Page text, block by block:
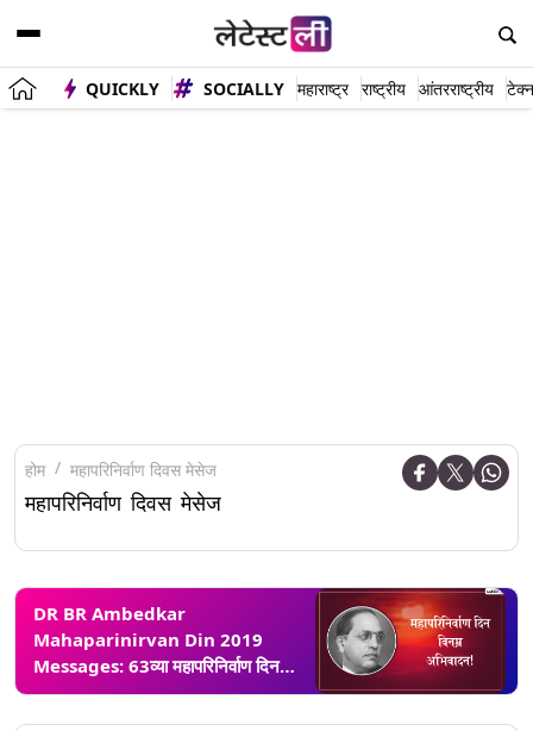
QUICKLY SOCIALLY महाराष्ट्र राष्ट्रीय आंतरराष्ट्रीय
होम महापरिनिर्वाण दिवस मेसेज
महापरिनिर्वाण दिवस मेसेज
DR BR Ambedkar
Mahaparinirvan Din 2019
Messages: 63व्या महापरिनिर्वाण दिन
निमित्त डॉ. बाबासाहेब आंबेडकर यांना
अभिवादन करणारे मराठी मेसेजेस आणि